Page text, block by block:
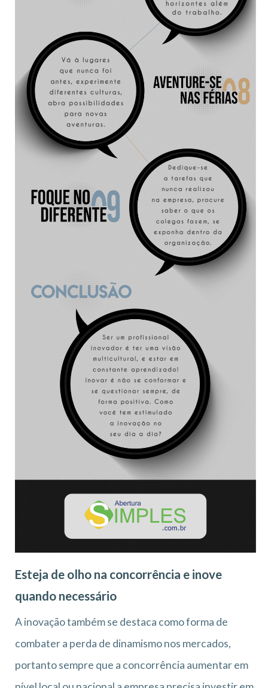
Esteja de olho na concorrência e inove
quando necessário
A inovação também se destaca como forma de
combater a perda de dinamismo nos mercados,
portanto sempre que a concorrência aumentar em